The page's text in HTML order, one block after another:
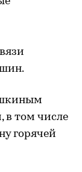
в том числе
горячей